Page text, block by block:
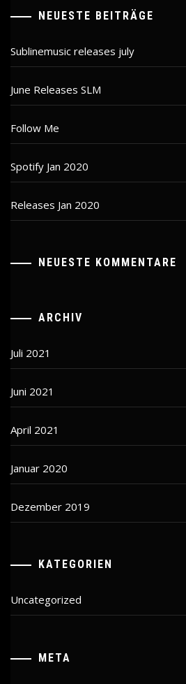
NEUESTE BEITRÄGE
Sublinemusic releases july
June Releases SLM
Follow Me
Spotify Jan 2020
Releases Jan 2020
NEUESTE KOMMENTARE
ARCHIV
Juli 2021
Juni 2021
April 2021
Januar 2020
Dezember 2019
KATEGORIEN
Uncategorized
META